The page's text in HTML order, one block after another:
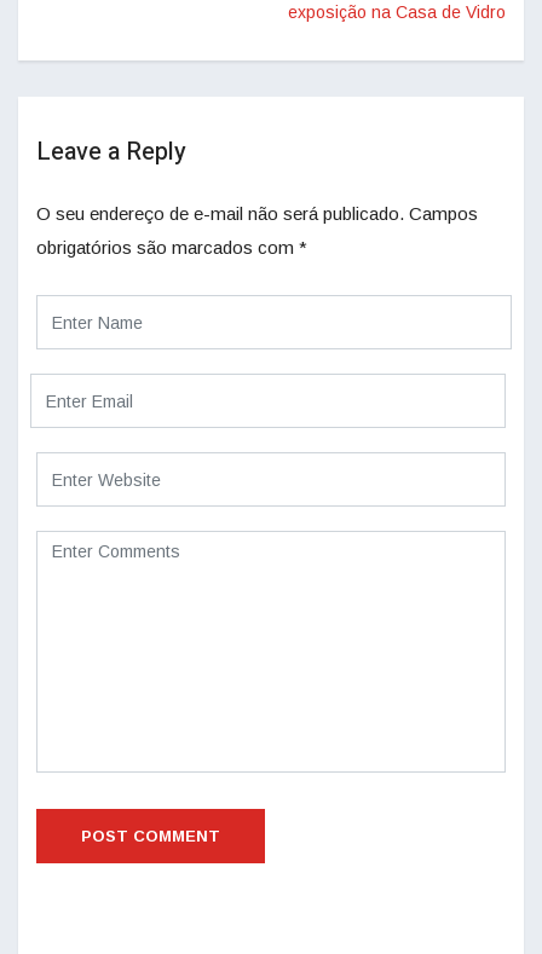
exposição na Casa de Vidro
Leave a Reply
O seu endereço de e-mail não será publicado. Campos
obrigatórios são marcados com *